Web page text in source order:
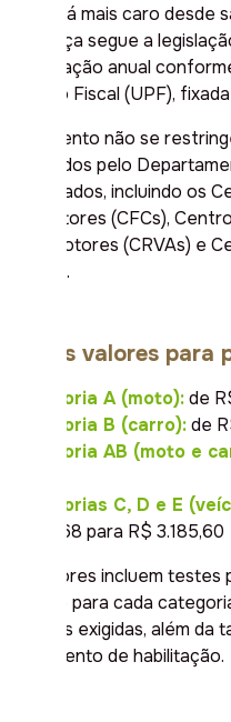
Sul está mais caro desde
mudança segue a
atualização anual
Padrão Fiscal (UPF),
O aumento não se
prestados pelo
impactados, incluindo os
Condutores (CFCs),
Automotores (CRVAs) e
(CRDs).
Novos valores
Categoria A (moto):de
Categoria B (carro):de
Categoria AB (moto e
Categorias C, D e E
3.042,68 para R$ 3.185,60
Os valores incluem
prático para cada
mínimas exigidas, além
documento de habilitação.